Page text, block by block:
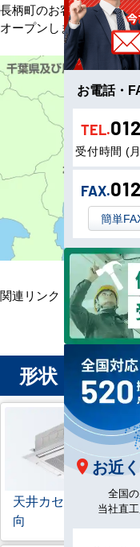
長柄町のお客様へ業務用
オープンしました。以来
関連リンク： TOPペ
形状 から
天井カセット形4方
向
お電話・
TEL.
受付時間 (
FAX.
簡単
お近く
全国
当社直